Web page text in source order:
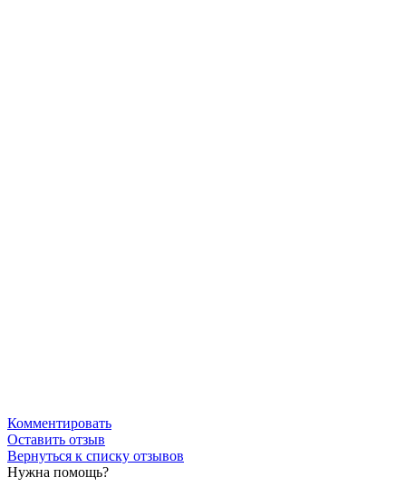
Комментировать
Оставить отзыв
Вернуться к списку отзывов
Нужна помощь?